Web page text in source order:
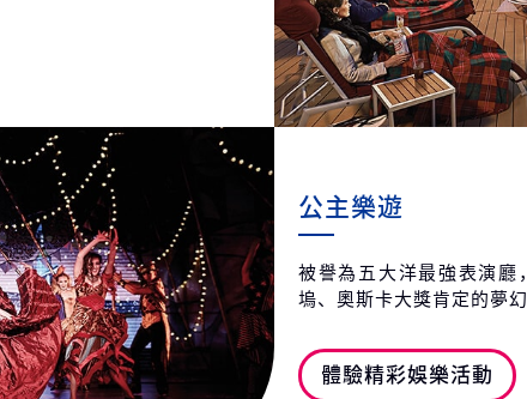
公主樂遊
被譽為五大洋最強表演廳
塢、奧斯卡大獎肯定的夢幻
體驗精彩娛樂活動